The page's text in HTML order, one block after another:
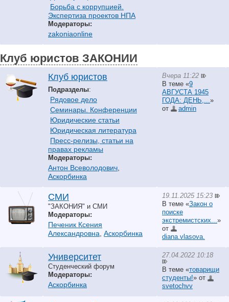
Борьба с коррупцией.
Экспертиза проектов НПА
Модераторы:
zakoniaonline
Клуб юристов ЗАКОНИИ
Клуб юристов
Подразделы:
Рядовое дело
Семинары. Конференции
Юридические статьи
Юридическая литература
Пресс-релизы, статьи на
правах рекламы
Модераторы:
Антон Всеволодович
Аскорбинка
Вчера 11:22
В теме «9
АВГУСТА 1945
ГОДА: ДЕНЬ,... »
от
аdmin
СМИ
"ЗАКОНИЯ" и СМИ
Модераторы:
Печеник Ксения
Александровна Аскорбинка
19.11.2025 15:23
В теме «Закон о
поиске
экстремистских... »
от
diana.vlasova.
Университет
Студенческий форум
Модераторы:
Аскорбинка
27.04.2022 10:18
В теме «товарищи
студенты!» от
svetochvv